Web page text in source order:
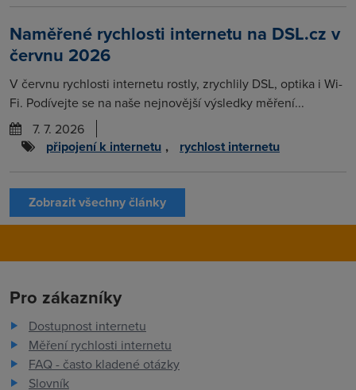
Naměřené rychlosti internetu na DSL.cz v
červnu 2026
V červnu rychlosti internetu rostly, zrychlily DSL, optika i Wi-
Fi. Podívejte se na naše nejnovější výsledky měření...
7. 7. 2026
připojení k internetu , rychlost internetu
Zobrazit všechny články
Pro zákazníky
Dostupnost internetu
Měření rychlosti internetu
FAQ - často kladené otázky
Slovník